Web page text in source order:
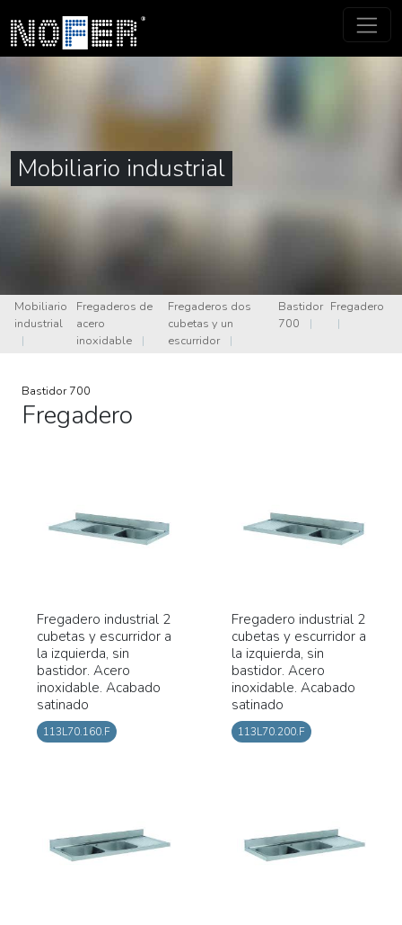
Mobiliario industrial
Mobiliario
industrial
|
Fregaderos de
acero
inoxidable
|
Fregaderos dos
cubetas y un
escurridor
|
Bastidor
700
|
Fregadero
|
Bastidor 700
Fregadero
Fregadero industrial 2
cubetas y escurridor a
la izquierda, sin
bastidor. Acero
inoxidable. Acabado
satinado
113L70.160.F
Fregadero industrial 2
cubetas y escurridor a
la izquierda, sin
bastidor. Acero
inoxidable. Acabado
satinado
113L70.200.F